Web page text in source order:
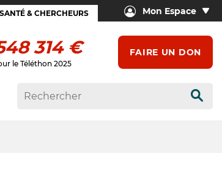
& CHERCHEURS Mon Espace
314 €
le Téléthon 2025
FAIRE UN DON